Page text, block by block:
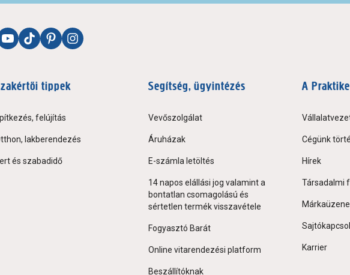
tippek
felújítás
lakberendezés
és szabadidő
Segítség, ügyintézés
Vevőszolgálat
Áruházak
E-számla letöltés
14 napos elállási jog valamint a
bontatlan csomagolású és
sértetlen termék visszavétele
Fogyasztó Barát
Online vitarendezési platform
Beszállítóknak
A
Cégünk
Hírek
Társadalmi
Karrier